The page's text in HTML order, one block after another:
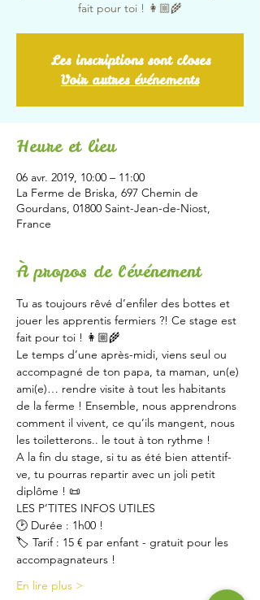
fait pour toi ! 👩🏼‍🌾
Les inscriptions sont closes
Voir autres événements
Heure et lieu
06 avr. 2019, 10:00 – 11:00
La Ferme de Briska, 697 Chemin de
Gourdans, 01800 Saint-Jean-de-Niost,
France
À propos de l'événement
Tu as toujours rêvé d’enfiler des bottes et
jouer les apprentis fermiers ?! Ce stage est
fait pour toi ! 👩🏼‍🌾
Le temps d’une après-midi, viens seul ou
accompagné de ton papa, ta maman, un(e)
ami(e)… rendre visite à tout les habitants
de la ferme ! Ensemble, nous apprendrons
comment il vivent, ce qu’ils mangent, nous
les toiletterons.. le tout à ton rythme !
A la fin du stage, si tu as été bien attentif-
ve, tu pourras repartir avec un joli petit
diplôme ! 📜
LES P’TITES INFOS UTILES
🕑 Durée : 1h00 !
🏷 Tarif : 15 € par enfant - gratuit pour les
accompagnateurs !
En lire plus >